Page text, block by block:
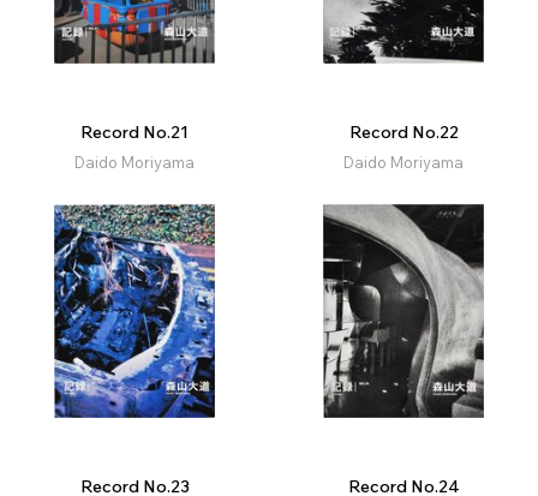
Record No.21
Daido Moriyama
Record No.22
Daido Moriyama
Record No.23 Record No.24